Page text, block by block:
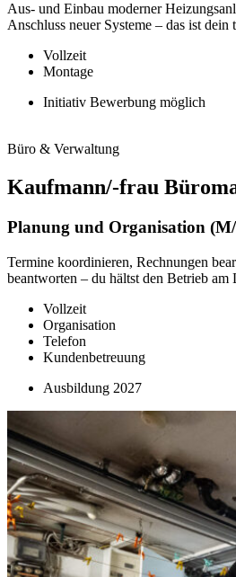
Aus- und Einbau moderner
Anschluss neuer Systeme – das ist
Vollzeit
Montage
Initiativ Bewerbung möglich
Büro & Verwaltung
Kaufmann/-frau
Planung und Organisation
Termine koordinieren, Rechnungen
beantworten – du hältst den Betrieb am
Vollzeit
Organisation
Telefon
Kundenbetreuung
Ausbildung 2027